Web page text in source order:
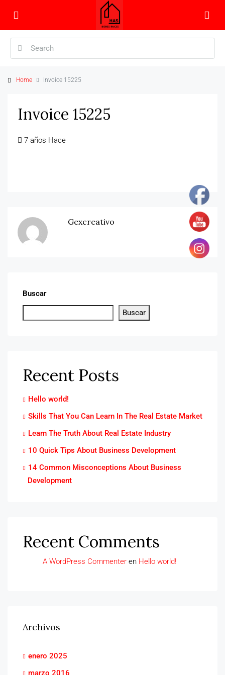
Home Invoice 15225
Invoice 15225
7 años Hace
Gexcreativo
Buscar
Buscar
Recent Posts
Hello world!
Skills That You Can Learn In The Real Estate Market
Learn The Truth About Real Estate Industry
10 Quick Tips About Business Development
14 Common Misconceptions About Business
Development
Recent Comments
A WordPress Commenter en Hello world!
Archivos
enero 2025
marzo 2016